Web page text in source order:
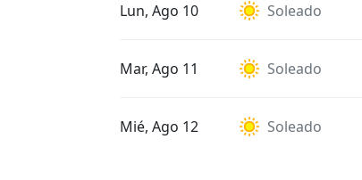
Lun, Ago 10 Soleado
Mar, Ago 11 Soleado
Mié, Ago 12 Soleado